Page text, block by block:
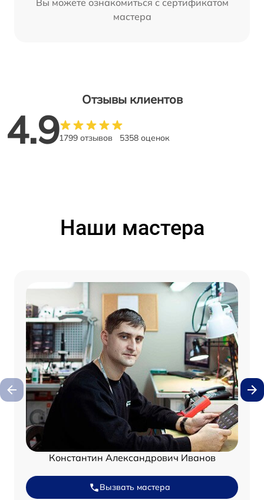
Вы можете ознакомиться с сертификатом
мастера
Отзывы клиентов
4.91799 отзывов 5358 оценок
Наши мастера
Константин Александрович Иванов
Вызвать мастера